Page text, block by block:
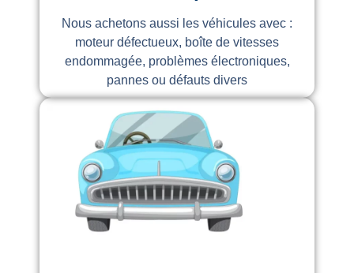
Nous achetons aussi les véhicules avec :
moteur défectueux, boîte de vitesses
endommagée, problèmes électroniques,
pannes ou défauts divers